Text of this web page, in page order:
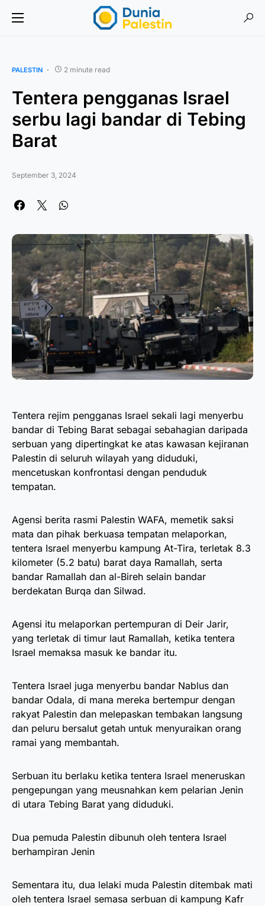
PALESTIN 2 minute read
Tentera pengganas Israel
serbu lagi bandar di Tebing
Barat
September 3, 2024
Tentera rejim pengganas Israel sekali lagi menyerbu
bandar di Tebing Barat sebagai sebahagian daripada
serbuan yang dipertingkat ke atas kawasan kejiranan
Palestin di seluruh wilayah yang diduduki,
mencetuskan konfrontasi dengan penduduk
tempatan.
Agensi berita rasmi Palestin WAFA, memetik saksi
mata dan pihak berkuasa tempatan melaporkan,
tentera Israel menyerbu kampung At-Tira, terletak 8.3
kilometer (5.2 batu) barat daya Ramallah, serta
bandar Ramallah dan al-Bireh selain bandar
berdekatan Burqa dan Silwad.
Agensi itu melaporkan pertempuran di Deir Jarir,
yang terletak di timur laut Ramallah, ketika tentera
Israel memaksa masuk ke bandar itu.
Tentera Israel juga menyerbu bandar Nablus dan
bandar Odala, di mana mereka bertempur dengan
rakyat Palestin dan melepaskan tembakan langsung
dan peluru bersalut getah untuk menyuraikan orang
ramai yang membantah.
Serbuan itu berlaku ketika tentera Israel meneruskan
pengepungan yang meusnahkan kem pelarian Jenin
di utara Tebing Barat yang diduduki.
Dua pemuda Palestin dibunuh oleh tentera Israel
berhampiran Jenin
Sementara itu, dua lelaki muda Palestin ditembak mati
oleh tentera Israel semasa serbuan di kampung Kafr